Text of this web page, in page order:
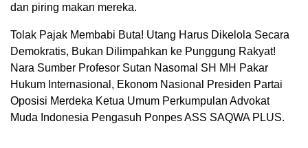
dan piring makan mereka.
Tolak Pajak Membabi Buta! Utang Harus Dikelola Secara
Demokratis, Bukan Dilimpahkan ke Punggung Rakyat!
Nara Sumber Profesor Sutan Nasomal SH MH Pakar
Hukum Internasional, Ekonom Nasional Presiden Partai
Oposisi Merdeka Ketua Umum Perkumpulan Advokat
Muda Indonesia Pengasuh Ponpes ASS SAQWA PLUS.